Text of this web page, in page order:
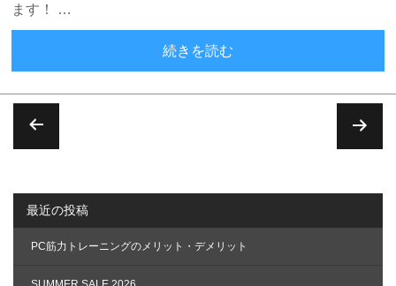
ます！ …
続きを読む
の
ペ
ー
最近の投稿
PC筋力トレーニングのメリット・デメリット